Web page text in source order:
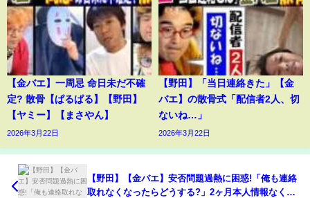
【金バエ】一周忌 命日未だ不確
定? 散骨【ぱるぱる】【野田】
【ヤミー】【まさやん】
2026年3月22日
【野田】「当日連絡きた」【金
バエ】の散骨式「配信者2人、切
ないね…」
2026年3月22日
【野田】【金バエ】安否問題過熱に困惑!「俺も連絡
取れなくなったらどうする?」2ヶ月本人情報なく憶